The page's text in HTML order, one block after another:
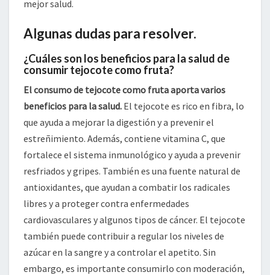
mejor salud.
Algunas dudas para resolver.
¿Cuáles son los beneficios para la salud de
consumir tejocote como fruta?
El consumo de tejocote como fruta aporta varios
beneficios para la salud. El tejocote es rico en fibra, lo
que ayuda a mejorar la digestión y a prevenir el
estreñimiento. Además, contiene vitamina C, que
fortalece el sistema inmunológico y ayuda a prevenir
resfriados y gripes. También es una fuente natural de
antioxidantes, que ayudan a combatir los radicales
libres y a proteger contra enfermedades
cardiovasculares y algunos tipos de cáncer. El tejocote
también puede contribuir a regular los niveles de
azúcar en la sangre y a controlar el apetito. Sin
embargo, es importante consumirlo con moderación,